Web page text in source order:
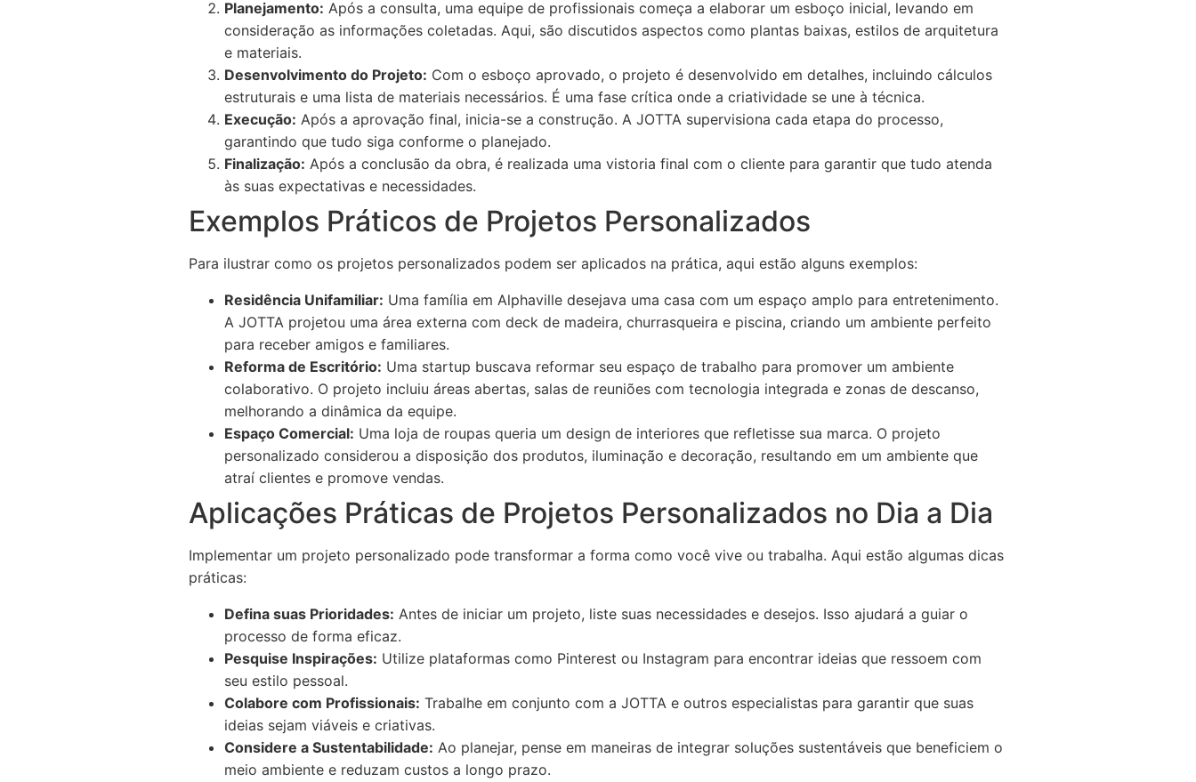
Planejamento: Após a consulta, uma equipe de profissionais começa a elaborar um esboço inicial, levando em
consideração as informações coletadas. Aqui, são discutidos aspectos como plantas baixas, estilos de arquitetura
e materiais.
Desenvolvimento do Projeto: Com o esboço aprovado, o projeto é desenvolvido em detalhes, incluindo cálculos
estruturais e uma lista de materiais necessários. É uma fase crítica onde a criatividade se une à técnica.
Execução: Após a aprovação final, inicia-se a construção. A JOTTA supervisiona cada etapa do processo,
garantindo que tudo siga conforme o planejado.
Finalização: Após a conclusão da obra, é realizada uma vistoria final com o cliente para garantir que tudo atenda
às suas expectativas e necessidades.
Exemplos Práticos de Projetos Personalizados
Para ilustrar como os projetos personalizados podem ser aplicados na prática, aqui estão alguns exemplos:
Residência Unifamiliar: Uma família em Alphaville desejava uma casa com um espaço amplo para entretenimento.
A JOTTA projetou uma área externa com deck de madeira, churrasqueira e piscina, criando um ambiente perfeito
para receber amigos e familiares.
Reforma de Escritório: Uma startup buscava reformar seu espaço de trabalho para promover um ambiente
colaborativo. O projeto incluiu áreas abertas, salas de reuniões com tecnologia integrada e zonas de descanso,
melhorando a dinâmica da equipe.
Espaço Comercial: Uma loja de roupas queria um design de interiores que refletisse sua marca. O projeto
personalizado considerou a disposição dos produtos, iluminação e decoração, resultando em um ambiente que
atraí clientes e promove vendas.
Aplicações Práticas de Projetos Personalizados no Dia a Dia
Implementar um projeto personalizado pode transformar a forma como você vive ou trabalha. Aqui estão algumas dicas
práticas:
Defina suas Prioridades: Antes de iniciar um projeto, liste suas necessidades e desejos. Isso ajudará a guiar o
processo de forma eficaz.
Pesquise Inspirações: Utilize plataformas como Pinterest ou Instagram para encontrar ideias que ressoem com
seu estilo pessoal.
Colabore com Profissionais: Trabalhe em conjunto com a JOTTA e outros especialistas para garantir que suas
ideias sejam viáveis e criativas.
Considere a Sustentabilidade: Ao planejar, pense em maneiras de integrar soluções sustentáveis que beneficiem o
meio ambiente e reduzam custos a longo prazo.